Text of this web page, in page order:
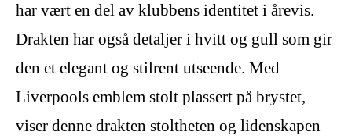
har vært en del av klubbens identitet i årevis.
Drakten har også detaljer i hvitt og gull som gir
den et elegant og stilrent utseende. Med
Liverpools emblem stolt plassert på brystet,
viser denne drakten stoltheten og lidenskapen